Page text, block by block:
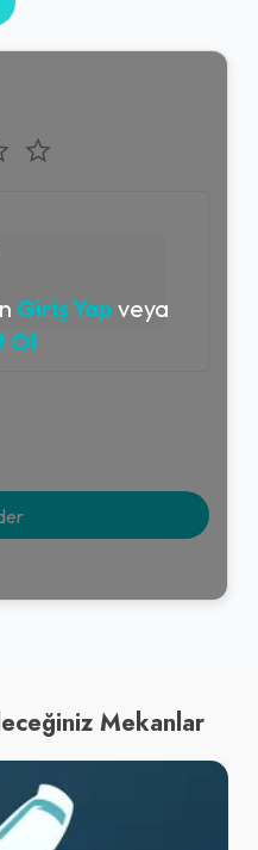
Giriş Yap veya
Ol
Mekanlar